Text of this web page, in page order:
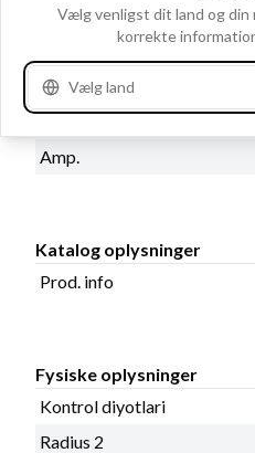
Produktinformation
Elektriske oplysninger
Volt
Amp.
Katalog oplysninger
Prod. info
Fysiske oplysninger
Kontrol diyotlari
Radius 2
Vælg venligst dit land og din
korrekte
Vælg land